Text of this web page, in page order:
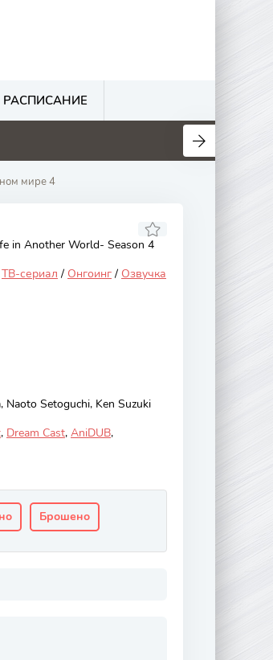
РАСПИСАНИЕ
мире 4
in Another World- Season 4
ТВ-сериал / Онгоинг / Озвучка
Naoto Setoguchi, Ken Suzuki
, Dream Cast, AniDUB,
Брошено